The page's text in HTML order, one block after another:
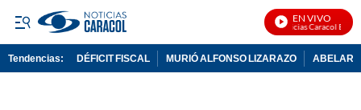
EN VIVO
Noticias Caracol En Vivo
Tendencias: DÉFICIT FISCAL MURIÓ ALFONSO LIZARAZO